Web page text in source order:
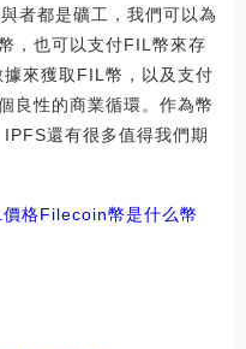
者都是礦工，我們可以為
，也可以支付FIL幣來存
來獲取FIL幣，以及支付
良性的商業循環。作為幣
還有很多值得我們期
格Filecoin幣是什么幣